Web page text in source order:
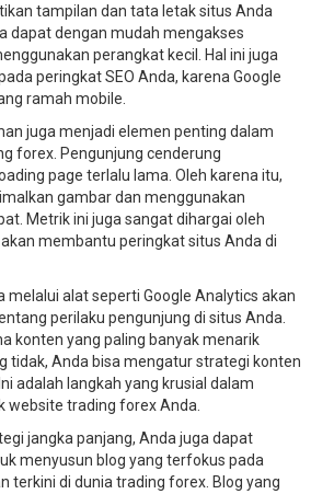
tampilan dan tata letak situs Anda
dapat dengan mudah mengakses
perangkat kecil. Hal ini juga
peringkat SEO Anda, karena Google
ramah mobile.
juga menjadi elemen penting dalam
forex. Pengunjung cenderung
page terlalu lama. Oleh karena itu,
gambar dan menggunakan
Metrik ini juga sangat dihargai oleh
membantu peringkat situs Anda di
melalui alat seperti Google Analytics akan
perilaku pengunjung di situs Anda.
konten yang paling banyak menarik
tidak, Anda bisa mengatur strategi konten
adalah langkah yang krusial dalam
website trading forex Anda.
jangka panjang, Anda juga dapat
menyusun blog yang terfokus pada
terkini di dunia trading forex. Blog yang